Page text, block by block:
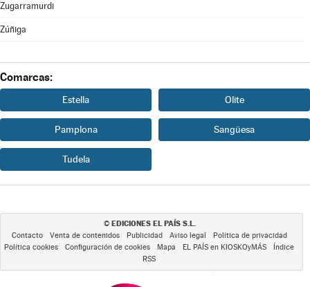
Zugarramurdi
Zúñiga
Comarcas:
Estella Olite
Pamplona Sangüesa
Tudela
© EDICIONES EL PAÍS S.L.
Contacto Venta de contenidos Publicidad Aviso legal
Política de privacidad
Política cookies
Configuración de cookies Mapa EL PAÍS en KIOSKOyMÁS
Índice
RSS